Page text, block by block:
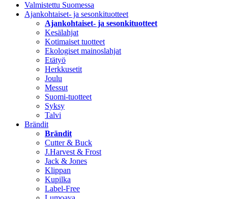
Valmistettu Suomessa
Ajankohtaiset- ja sesonkituotteet
Ajankohtaiset- ja sesonkituotteet
Kesälahjat
Kotimaiset tuotteet
Ekologiset mainoslahjat
Etätyö
Herkkusetit
Joulu
Messut
Suomi-tuotteet
Syksy
Talvi
Brändit
Brändit
Cutter & Buck
J.Harvest & Frost
Jack & Jones
Klippan
Kupilka
Label-Free